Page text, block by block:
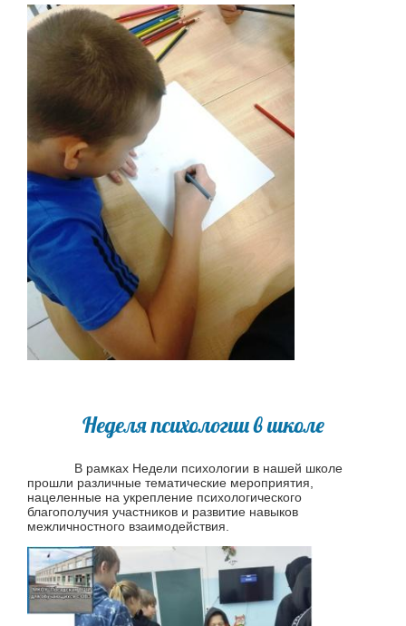
Неделя психологии в школе
В рамках Недели психологии в нашей школе
прошли различные тематические мероприятия,
нацеленные на укрепление психологического
благополучия участников и развитие навыков
межличностного взаимодействия.